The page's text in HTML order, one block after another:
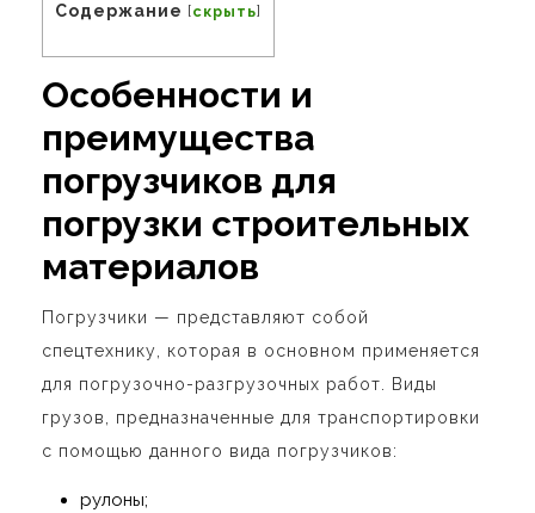
Содержание [скрыть]
Особенности и
преимущества
погрузчиков для
погрузки строительных
материалов
П огрузчики — представляют собой
спецтехнику, которая в основном применяется
для погрузочно-разгрузочных работ. Виды
грузов, предназначенные для транспортировки
с помощью данного вида погрузчиков:
рулоны;